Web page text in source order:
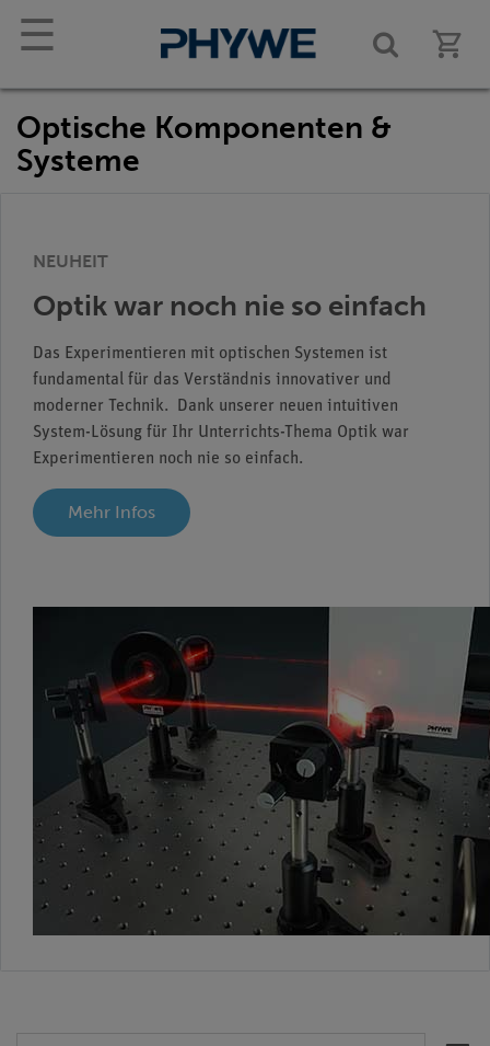
☰
Optische Komponenten &
Systeme
NEUHEIT
Optik war noch nie so einfach
Das Experimentieren mit optischen Systemen ist
fundamental für das Verständnis innovativer und
moderner Technik. Dank unserer neuen intuitiven
System-Lösung für Ihr Unterrichts-Thema Optik war
Experimentieren noch nie so einfach.
Mehr Infos